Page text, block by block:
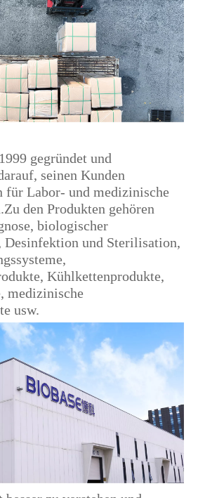
gegründet und
seinen Kunden
für Labor- und medizinische
den Produkten gehören
biologischer
Desinfektion und Sterilisation,
Kühlkettenprodukte,
medizinische
usw.